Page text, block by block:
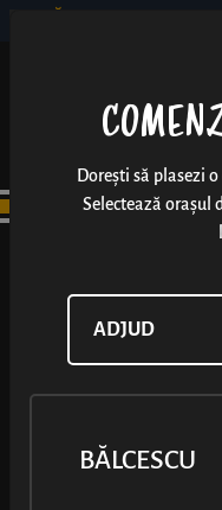
Dorești să plasezi
Selectează orașul
BĂLCESCU